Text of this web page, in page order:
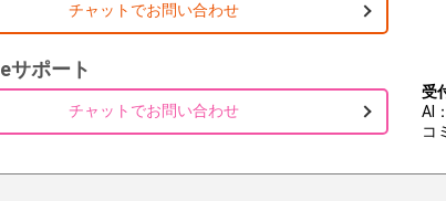
チャットでお問い合わせ
サポート
チャットでお問い合わせ
受
AI
コ